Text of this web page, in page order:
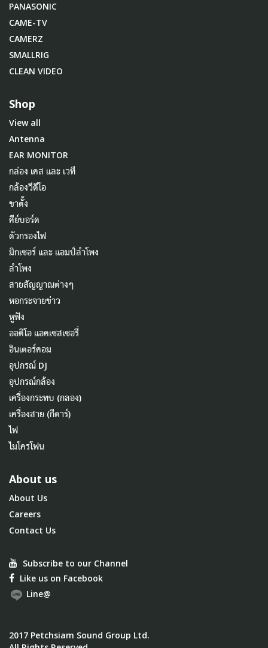
PANASONIC
CAME-TV
CAMERZ
SMALLRIG
CLEAN VIDEO
Shop
View all
Antenna
EAR MONITOR
กล่อง เคส และ เวที
กล้องวีดีโอ
ขาตั้ง
คีย์บอร์ด
ตัวกรองไฟ
มิกเซอร์ และ แอมป์ลำโพง
ลำโพง
สายสัญญาณต่างๆ
หอกระจายข่าว
หูฟัง
ออดิโอ แอคเซสเซอรี่
อินเตอร์คอม
อุปกรณ์ DJ
อุปกรณ์กล้อง
เครื่องกระทบ (กลอง)
เครื่องสาย (กีตาร์)
ไฟ
ไมโครโฟน
About us
About Us
Careers
Contact Us
Subscribe to our Channel
Like us on Facebook
Line@
2017 Petchsiam Sound Group Ltd.